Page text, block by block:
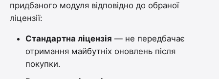
придбаного модуля відповідно до обраної
ліцензії:
Стандартна ліцензія — не передбачає
отримання майбутніх оновлень після
покупки.